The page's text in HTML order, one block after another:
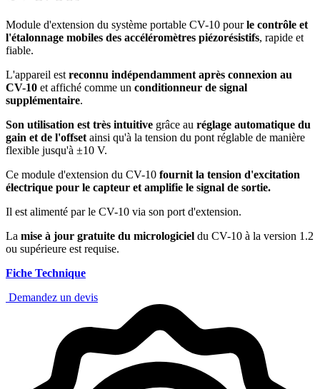
Module d'extension du système portable CV-10 pourle contrôle et
l'étalonnage mobiles des accéléromètres piézorésistifs, rapide et
fiable.
L'appareil est reconnu indépendamment après connexion au
CV-10 et affiché comme un conditionneur de signal
supplémentaire.
Son utilisation est très intuitive grâce au réglage automatique du
gain et de l'offset ainsi qu'à la tension du pont réglable de manière
flexible jusqu'à ±10 V.
Ce module d'extension du CV-10 fournit la tension d'excitation
électrique pour le capteur et amplifie le signal de sortie.
Il est alimenté par le CV-10 via son port d'extension.
La mise à jour gratuite du micrologiciel du CV-10 à la version 1.2
ou supérieure est requise.
Fiche Technique
Demandez un devis